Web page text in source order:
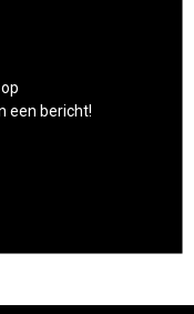
een bericht!